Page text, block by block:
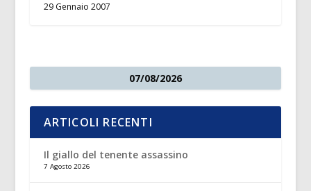
29 Gennaio 2007
07/08/2026
ARTICOLI RECENTI
Il giallo del tenente assassino
7 Agosto 2026